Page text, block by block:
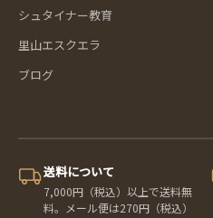
シュタイナー教育
里山エスクエラ
ブログ
送料について
7,000円（税込）以上で送料無
料。メール便は270円（税込）